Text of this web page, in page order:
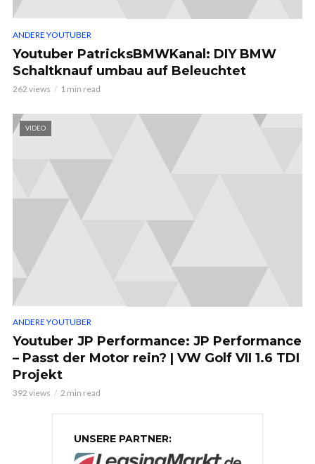
ANDERE YOUTUBER
Youtuber PatricksBMWKanal: DIY BMW
Schaltknauf umbau auf Beleuchtet
262 views 1 min read
VIDEO
ANDERE YOUTUBER
Youtuber JP Performance: JP Performance
– Passt der Motor rein? | VW Golf VII 1.6 TDI
Projekt
392 views 2 min read
UNSERE PARTNER: